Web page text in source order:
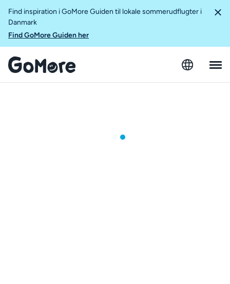
Find inspiration i GoMore Guiden til lokale sommerudflugter i
Danmark
Find GoMore Guiden her